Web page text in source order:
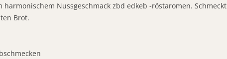
Nussgeschmack zbd edkeb -röstaromen. Schmeckt
Brot.